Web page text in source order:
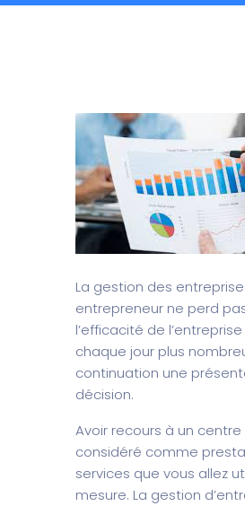
La gestion des
entrepreneur ne perd
l’efficacité de
chaque jour plus
continuation une
décision.
Avoir recours à un
considéré comme
services que vous allez
mesure. La gestion